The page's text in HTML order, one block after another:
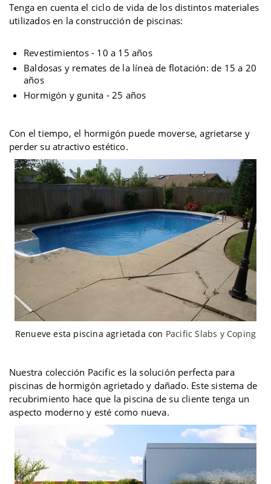
Tenga en cuenta el ciclo de vida de los distintos materiales
utilizados en la construcción de piscinas:
Revestimientos - 10 a 15 años
Baldosas y remates de la línea de flotación: de 15 a 20
años
Hormigón y gunita - 25 años
Con el tiempo, el hormigón puede moverse, agrietarse y
perder su atractivo estético.
Renueve esta piscina agrietada con Pacific Slabs y Coping
Nuestra colección Pacific es la solución perfecta para
piscinas de hormigón agrietado y dañado. Este sistema de
recubrimiento hace que la piscina de su cliente tenga un
aspecto moderno y esté como nueva.